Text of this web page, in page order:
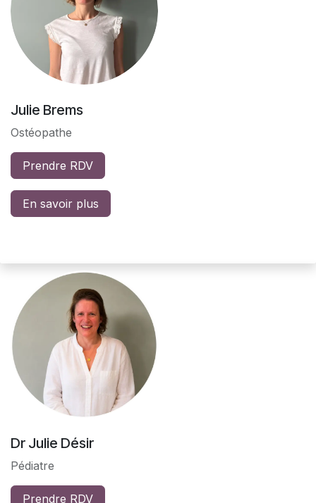
Julie Brems
Ostéopathe
Prendre RDV
En savoir plus
Dr Julie Désir
Pédiatre
Prendre RDV